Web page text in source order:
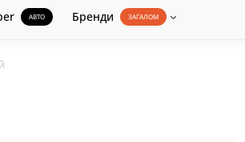
АВТО Бренди ЗАГАЛОМ